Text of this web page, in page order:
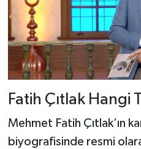
Fatih Çıtlak Hangi
Mehmet Fatih Çıtlak’ın
biyografisinde resmi